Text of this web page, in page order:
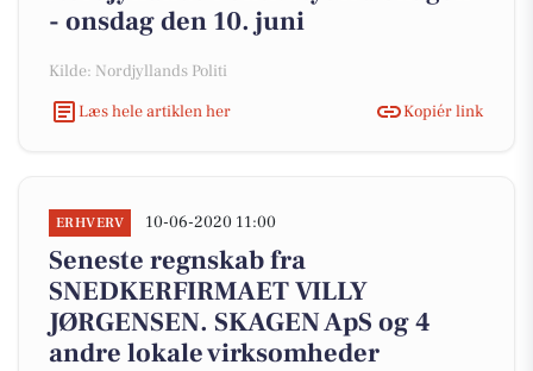
- onsdag den 10. juni
Kilde: Nordjyllands Politi
Læs hele artiklen her
Kopiér link
ERHVERV 10-06-2020 11:00
Seneste regnskab fra
SNEDKERFIRMAET VILLY
JØRGENSEN. SKAGEN ApS og 4
andre lokale virksomheder